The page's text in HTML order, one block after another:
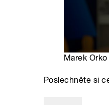
Marek
Poslechněte si